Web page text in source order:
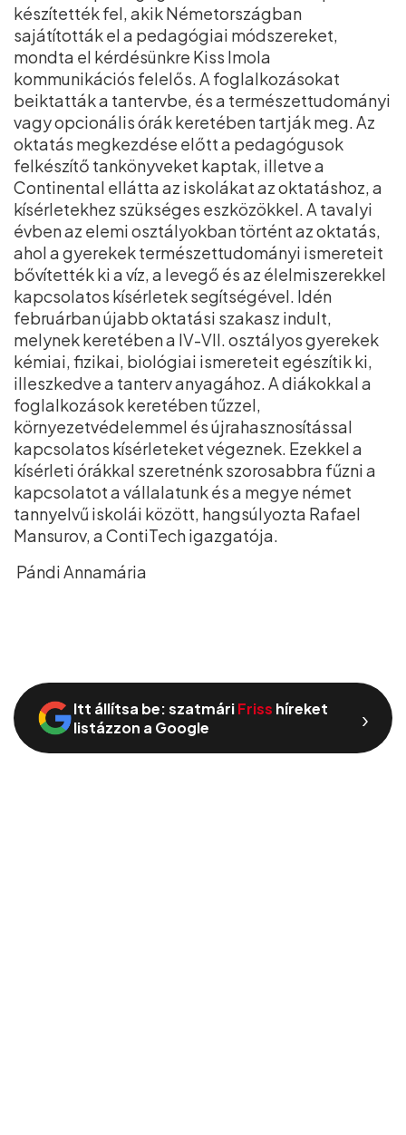
készítették fel, akik Németországban
sajátították el a pedagógiai módszereket,
mondta el kérdésünkre Kiss Imola
kommunikációs felelős. A foglalkozásokat
beiktatták a tantervbe, és a természettudományi
vagy opcionális órák keretében tartják meg. Az
oktatás megkezdése előtt a pedagógusok
felkészítő tankönyveket kaptak, illetve a
Continental ellátta az iskolákat az oktatáshoz, a
kísérletekhez szükséges eszközökkel. A tavalyi
évben az elemi osztályokban történt az oktatás,
ahol a gyerekek természettudományi ismereteit
bővítették ki a víz, a levegő és az élelmiszerekkel
kapcsolatos kísérletek segítségével. Idén
februárban újabb oktatási szakasz indult,
melynek keretében a IV-VII. osztályos gyerekek
kémiai, fizikai, biológiai ismereteit egészítik ki,
illeszkedve a tanterv anyagához. A diákokkal a
foglalkozások keretében tűzzel,
környezetvédelemmel és újrahasznosítással
kapcsolatos kísérleteket végeznek. Ezekkel a
kísérleti órákkal szeretnénk szorosabbra fűzni a
kapcsolatot a vállalatunk és a megye német
tannyelvű iskolái között, hangsúlyozta Rafael
Mansurov, a ContiTech igazgatója.
Pándi Annamária
Itt állítsa be: szatmáriFriss híreket
listázzon a Google
›